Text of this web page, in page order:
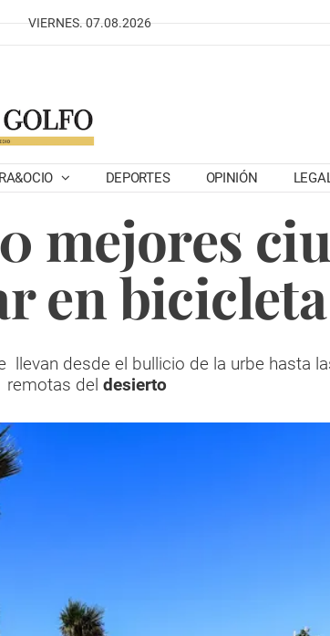
VIERNES. 07.08.2026
DEPORTES OPINIÓN
mejores
en bicicleta
llevan desde el bullicio de la urbe hasta
remotas del desierto